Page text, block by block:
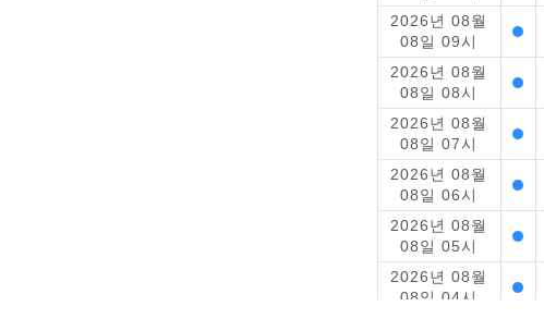
2026년 08월
08일 09시
2026년 08월
08일 08시
2026년 08월
08일 07시
2026년 08월
08일 06시
2026년 08월
08일 05시
2026년 08월
08일 04시